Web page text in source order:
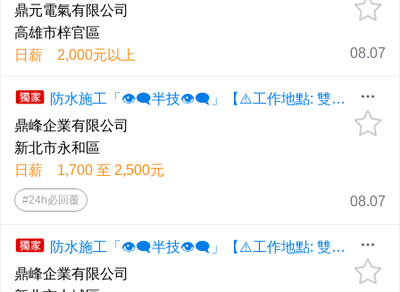
鼎元電氣有限公司
高雄市梓官區
日薪 2,000元以上
08.07
防水施工「👁️‍🗨️半技👁️‍🗨️」【⚠️工作地點: 雙北全區⚠️】◕‿◕《應徵歡迎直接電洽、📞0958-607-868高先生📞、📲0926-367345劉小姐📲、預約面試！》
鼎峰企業有限公司
新北市永和區
日薪 1,700 至 2,500元
#24h必回覆 08.07
防水施工「👁️‍🗨️半技👁️‍🗨️」【⚠️工作地點: 雙北全區⚠️】◕‿◕《應徵歡迎直接電洽、📞0958-607-868高先生📞、📲0926-367345劉小姐📲、預約面試！》
鼎峰企業有限公司